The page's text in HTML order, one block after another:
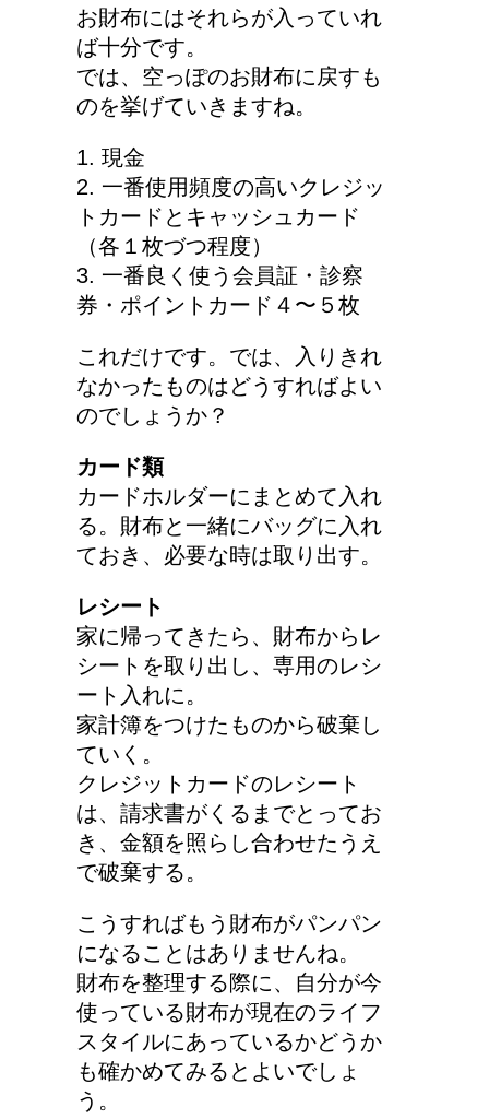
お財布にはそれらが入っていれ
ば十分です。
では、空っぽのお財布に戻すも
のを挙げていきますね。
1. 現金
2. 一番使用頻度の高いクレジッ
トカードとキャッシュカード
（各１枚づつ程度）
3. 一番良く使う会員証・診察
券・ポイントカード４〜５枚
これだけです。では、入りきれ
なかったものはどうすればよい
のでしょうか？
カード類
カードホルダーにまとめて入れ
る。財布と一緒にバッグに入れ
ておき、必要な時は取り出す。
レシート
家に帰ってきたら、財布からレ
シートを取り出し、専用のレシ
ート入れに。
家計簿をつけたものから破棄し
ていく。
クレジットカードのレシート
は、請求書がくるまでとってお
き、金額を照らし合わせたうえ
で破棄する。
こうすればもう財布がパンパン
になることはありませんね。
財布を整理する際に、自分が今
使っている財布が現在のライフ
スタイルにあっているかどうか
も確かめてみるとよいでしょ
う。